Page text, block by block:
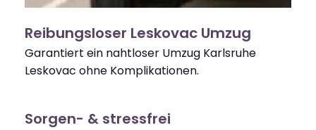
Reibungsloser Leskovac Umzug
Garantiert ein nahtloser Umzug Karlsruhe
Leskovac ohne Komplikationen.
Sorgen- & stressfrei